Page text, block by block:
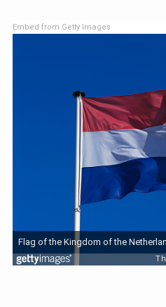
Embed from Getty Images